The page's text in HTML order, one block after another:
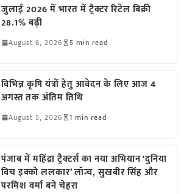
जुलाई 2026 में भारत में ट्रैक्टर रिटेल बिक्री
28.1% बढ़ी
August 6, 2026 5 min read
विभिन्न कृषि यंत्रों हेतु आवेदन के लिए आज 4
अगस्त तक अंतिम तिथि
August 5, 2026 1 min read
पंजाब में महिंद्रा ट्रैक्टर्स का नया अभियान ‘दुनिया
विच इक्को ललकार’ लॉन्च, सुखबीर सिंह और
परमिश वर्मा बने चेहरा